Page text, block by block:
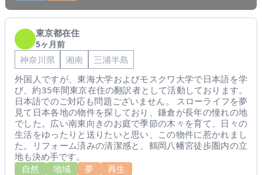
東京都在住
5ヶ月前
神奈川県 湘南
三浦半島
外国人ですが、東海大学およびモスクワ大学で日本語を学
び、約35年間東京在住の翻訳者として活動しております。
日本語でのご対応も問題ございません。 スローライフを夢
見て日本各地の物件を探しており、鎌倉が長年の憧れの地
でした。広い南東向きのお庭で季節の木々を育て、日々の
生活をゆったりと送りたいと思い、この物件に惹かれまし
た。リフォーム済みの清潔感と、鶴岡八幡宮徒歩圏内の立
地も決め手です。
自然
地域 夢 再生